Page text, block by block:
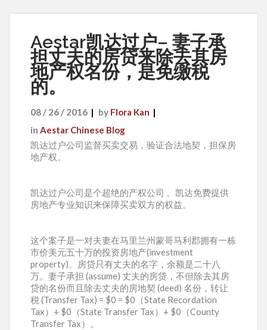
Aestar凯达过户– 妻子承
担丈夫的房贷来除去其房
地产权名份，是免缴税
的。
08 / 26 / 2016 by Flora Kan
in Aestar Chinese Blog
凯达过户公司监督买卖交易，验证合法地契，担保房
地产权。
凯达过户公司是个超绝的产权公司 。凯达免费提供
房地产专业知识来保障买卖双方的权益。
这个案子是一对夫妻在马里兰州蒙哥马利郡拥有一栋
市价美元五十万的投资房地产(investment
property)。房贷只有丈夫的名字，余额是二十八
万。妻子承担 (assume) 丈夫的房贷，不但除去其房
贷的名份而且除去丈夫的房地契 (deed) 名份，转让
税 (Transfer Tax) = $0 = $0（State Recordation
Tax）+ $0（State Transfer Tax）+ $0（County
Transfer Tax）。